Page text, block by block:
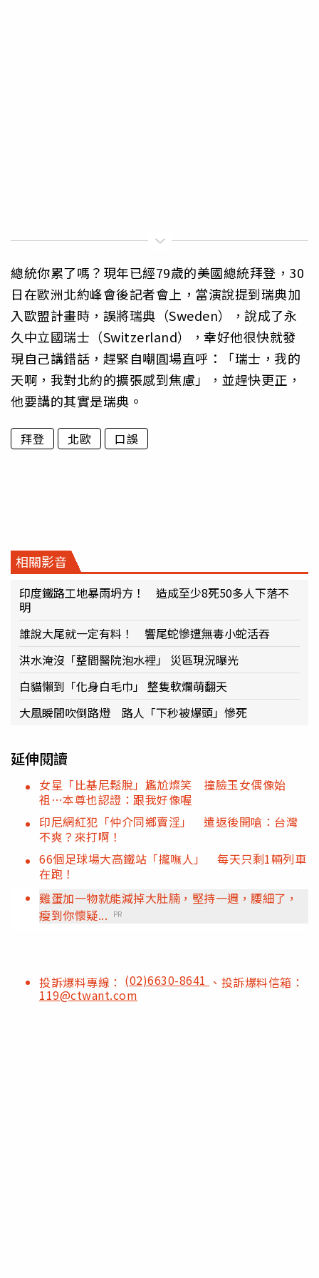
總統你累了嗎？現年已經79歲的美國總統拜登，30
日在歐洲北約峰會後記者會上，當演說提到瑞典加
入歐盟計畫時，誤將瑞典（Sweden），說成了永
久中立國瑞士（Switzerland），幸好他很快就發
現自己講錯話，趕緊自嘲圓場直呼：「瑞士，我的
天啊，我對北約的擴張感到焦慮」，並趕快更正，
他要講的其實是瑞典。
拜登 北歐 口誤
相關影音
印度鐵路工地暴雨坍方！ 造成至少8死50多人下落不
明
誰說大尾就一定有料！ 響尾蛇慘遭無毒小蛇活吞
洪水淹沒「整間醫院泡水裡」 災區現況曝光
白貓懶到「化身白毛巾」 整隻軟爛萌翻天
大風瞬間吹倒路燈 路人「下秒被爆頭」慘死
延伸閱讀
女星「比基尼鬆脫」尷尬燦笑 撞臉玉女偶像始
祖…本尊也認證：跟我好像喔
印尼網紅犯「仲介同鄉賣淫」 遣返後開嗆：台灣
不爽？來打啊！
66個足球場大高鐵站「攏嘸人」 每天只剩1輛列車
在跑！
雞蛋加一物就能減掉大肚腩，堅持一週，腰細了，
瘦到你懷疑...
PR
投訴爆料專線： (02)6630-8641 、投訴爆料信箱：
119@ctwant.com